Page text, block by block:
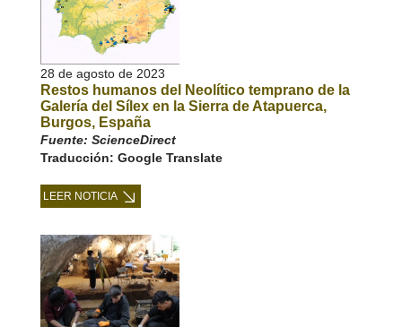
28 de agosto de 2023
Restos humanos del Neolítico temprano de la
Galería del Sílex en la Sierra de Atapuerca,
Burgos, España
Fuente: ScienceDirect
Traducción: Google Translate
LEER NOTICIA